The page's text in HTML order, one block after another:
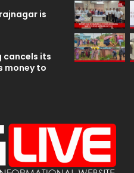
is
cancels its
money to